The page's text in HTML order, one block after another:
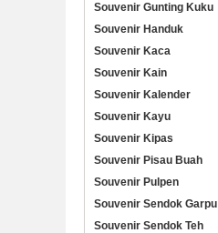
Souvenir Gunting Kuku
Souvenir Handuk
Souvenir Kaca
Souvenir Kain
Souvenir Kalender
Souvenir Kayu
Souvenir Kipas
Souvenir Pisau Buah
Souvenir Pulpen
Souvenir Sendok Garpu
Souvenir Sendok Teh